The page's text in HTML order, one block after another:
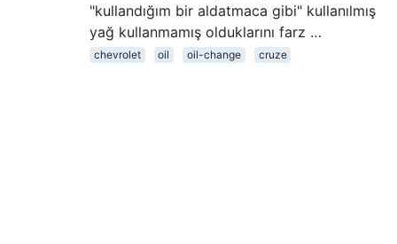
"kullandığım bir aldatmaca gibi" kullanılmış
yağ kullanmamış olduklarını farz …
chevrolet oil oil-change cruze